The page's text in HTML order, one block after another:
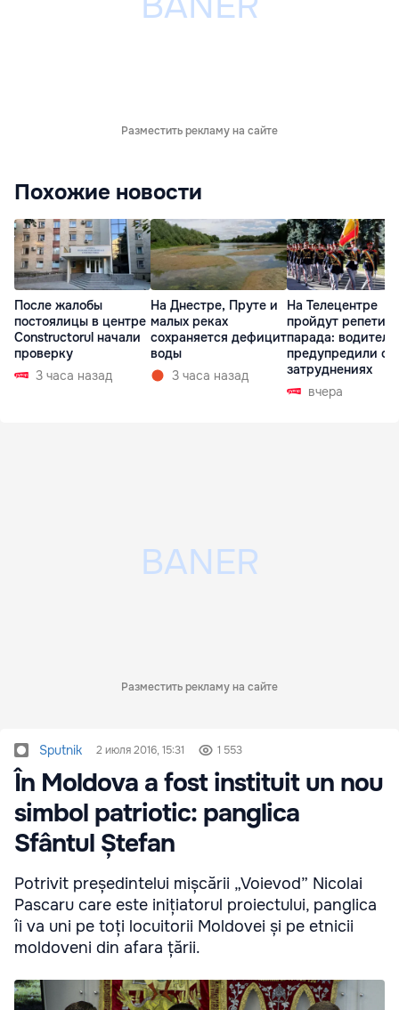
Разместить рекламу на сайте
Похожие новости
После жалобы
постоялицы в центре
Constructorul начали
проверку
3 часа назад
На Днестре, Пруте и
малых реках
сохраняется дефицит
воды
3 часа назад
На Телецентре
пройдут
парада:
предупредили о
затруднениях
вчера
Разместить рекламу на сайте
Sputnik 2 июля 2016, 15:31 1 553
În Moldova a fost instituit un nou
simbol patriotic: panglica
Sfântul Ștefan
Potrivit președintelui mișcării „Voievod” Nicolai
Pascaru care este inițiatorul proiectului, panglica
îi va uni pe toți locuitorii Moldovei și pe etnicii
moldoveni din afara țării.